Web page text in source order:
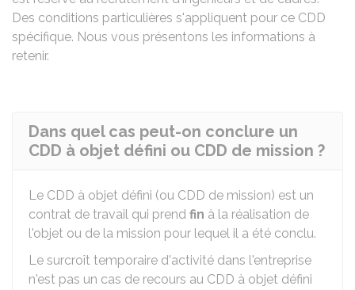
Des conditions particulières s'appliquent pour ce CDD
spécifique. Nous vous présentons les informations à
retenir.
Dans quel cas peut-on conclure un
CDD à objet défini ou CDD de mission ?
Le CDD à objet défini (ou CDD de mission) est un
contrat de travail qui prend fin à la réalisation de
l'objet ou de la mission pour lequel il a été conclu.
Le surcroît temporaire d'activité dans l'entreprise
n'est pas un cas de recours au CDD à objet défini